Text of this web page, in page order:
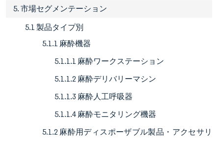
5. 市場セグメンテーション
5.1 製品タイプ別
5.1.1 麻酔機器
5.1.1.1 麻酔ワークステーション
5.1.1.2 麻酔デリバリーマシン
5.1.1.3 麻酔人工呼吸器
5.1.1.4 麻酔モニタリング機器
5.1.2 麻酔用ディスポーザブル製品・アクセサリ